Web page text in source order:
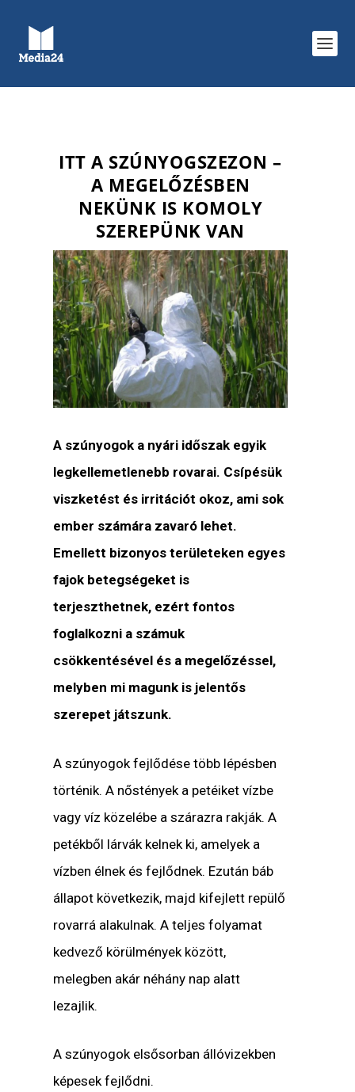
ITT A SZÚNYOGSZEZON –
A MEGELŐZÉSBEN
NEKÜNK IS KOMOLY
SZEREPÜNK VAN
A szúnyogok a nyári időszak egyik
legkellemetlenebb rovarai. Csípésük
viszketést és irritációt okoz, ami sok
ember számára zavaró lehet.
Emellett bizonyos területeken egyes
fajok betegségeket is
terjeszthetnek, ezért fontos
foglalkozni a számuk
csökkentésével és a megelőzéssel,
melyben mi magunk is jelentős
szerepet játszunk.
A szúnyogok fejlődése több lépésben
történik. A nőstények a petéiket vízbe
vagy víz közelébe a szárazra rakják. A
petékből lárvák kelnek ki, amelyek a
vízben élnek és fejlődnek. Ezután báb
állapot következik, majd kifejlett repülő
rovarrá alakulnak. A teljes folyamat
kedvező körülmények között,
melegben akár néhány nap alatt
lezajlik.
A szúnyogok elsősorban állóvizekben
képesek fejlődni.